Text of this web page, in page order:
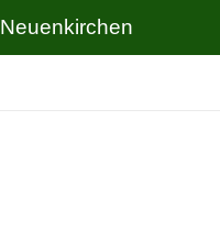
Neuenkirchen